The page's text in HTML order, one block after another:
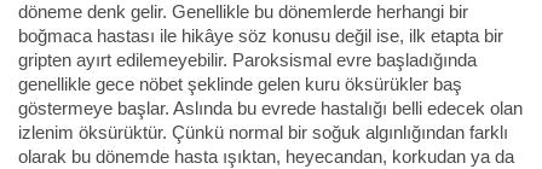
döneme denk gelir. Genellikle bu dönemlerde herhangi bir
boğmaca hastası ile hikâye söz konusu değil ise, ilk etapta bir
gripten ayırt edilemeyebilir. Paroksismal evre başladığında
genellikle gece nöbet şeklinde gelen kuru öksürükler baş
göstermeye başlar. Aslında bu evrede hastalığı belli edecek olan
izlenim öksürüktür. Çünkü normal bir soğuk algınlığından farklı
olarak bu dönemde hasta ışıktan, heyecandan, korkudan ya da